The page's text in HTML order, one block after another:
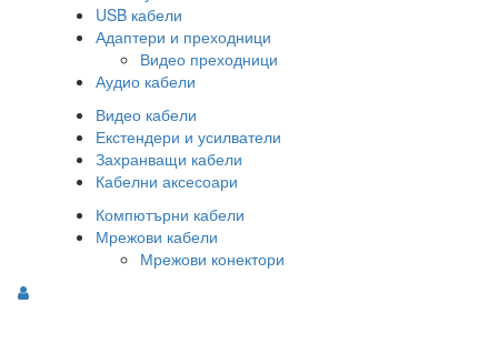
USB кабели
Адаптери и преходници
Видео преходници
Аудио кабели
Видео кабели
Екстендери и усилватели
Захранващи кабели
Кабелни аксесоари
Компютърни кабели
Мрежови кабели
Мрежови конектори